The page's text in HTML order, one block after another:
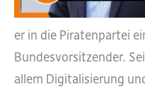
er in die Piratenpartei
Bundesvorsitzender.
allem Digitalisierung